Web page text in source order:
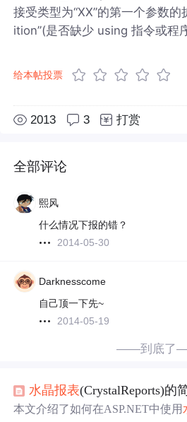
接受类型为“XX”的第一个参数
ition”(是否缺少 using 指令或程
给本帖投票
2013 3 打赏
全部评论
熙风
什么情况下报的错？
2014-05-30
Darknesscome
自己顶一下先~
2014-05-19
——到底了
水晶报表(CrystalReports)的
本文介绍了如何在ASP.NET中使用